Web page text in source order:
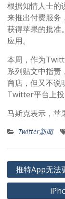
根据知情人士的
来推出付费服务
获得苹果的批
应用。
本周，作为
系列贴文中指
商店，但又不说
Twitter平台上投
马斯克表示，苹
Twitter新闻
文
章
推特App无法